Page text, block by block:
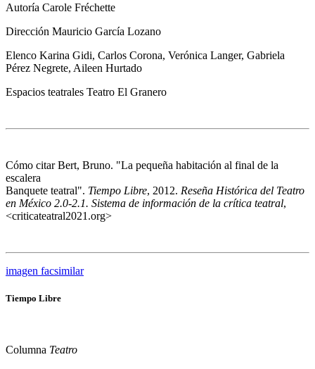
Autoría Carole Fréchette
Dirección Mauricio García Lozano
Elenco Karina Gidi, Carlos Corona, Verónica Langer, Gabriela
Pérez Negrete, Aileen Hurtado
Espacios teatrales Teatro El Granero
Cómo citarBert, Bruno. "La pequeña habitación al final de la
escalera
Banquete teatral". Tiempo Libre, 2012. Reseña Histórica del Teatro
en México 2.0-2.1. Sistema de información de la crítica teatral,
<criticateatral2021.org>
imagen facsimilar
Tiempo Libre
Columna Teatro